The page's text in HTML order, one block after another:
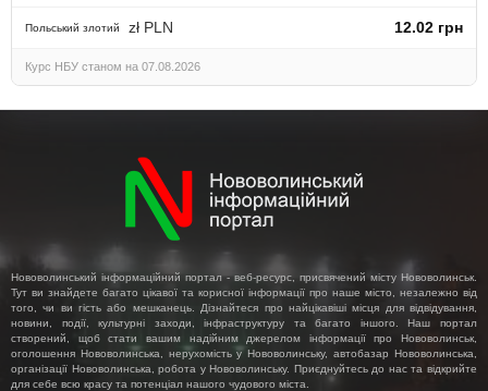
Польський злотий zł PLN 12.02 грн
Курс НБУ станом на 07.08.2026
Нововолинський інформаційний портал - веб-ресурс, присвячений місту Нововолинськ.
Тут ви знайдете багато цікавої та корисної інформації про наше місто, незалежно від
того, чи ви гість або мешканець. Дізнайтеся про найцікавіші місця для відвідування,
новини, події, культурні заходи, інфраструктуру та багато іншого. Наш портал
створений, щоб стати вашим надійним джерелом інформації про Нововолинськ,
оголошення Нововолинська, нерухомість у Нововолинську, автобазар Нововолинська,
організації Нововолинська, робота у Нововолинську. Приєднуйтесь до нас та відкрийте
для себе всю красу та потенціал нашого чудового міста.